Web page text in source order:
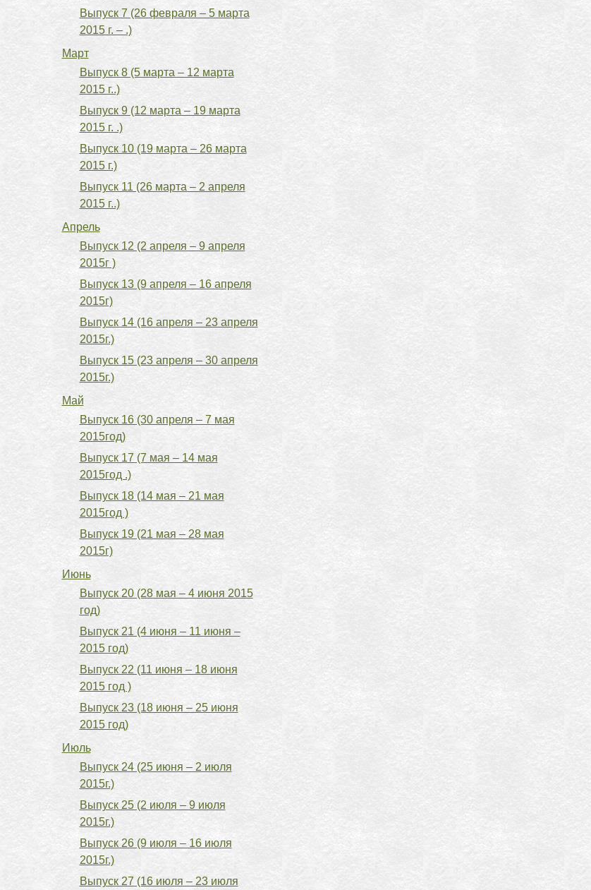
Выпуск 7 (26 февраля – 5 марта
2015 г. – .)
Март
Выпуск 8 (5 марта – 12 марта
2015 г..)
Выпуск 9 (12 марта – 19 марта
2015 г. .)
Выпуск 10 (19 марта – 26 марта
2015 г.)
Выпуск 11 (26 марта – 2 апреля
2015 г..)
Апрель
Выпуск 12 (2 апреля – 9 апреля
2015г )
Выпуск 13 (9 апреля – 16 апреля
2015г)
Выпуск 14 (16 апреля – 23 апреля
2015г.)
Выпуск 15 (23 апреля – 30 апреля
2015г.)
Май
Выпуск 16 (30 апреля – 7 мая
2015год)
Выпуск 17 (7 мая – 14 мая
2015год .)
Выпуск 18 (14 мая – 21 мая
2015год )
Выпуск 19 (21 мая – 28 мая
2015г)
Июнь
Выпуск 20 (28 мая – 4 июня 2015
год)
Выпуск 21 (4 июня – 11 июня –
2015 год)
Выпуск 22 (11 июня – 18 июня
2015 год )
Выпуск 23 (18 июня – 25 июня
2015 год)
Июль
Выпуск 24 (25 июня – 2 июля
2015г.)
Выпуск 25 (2 июля – 9 июля
2015г.)
Выпуск 26 (9 июля – 16 июля
2015г.)
Выпуск 27 (16 июля – 23 июля